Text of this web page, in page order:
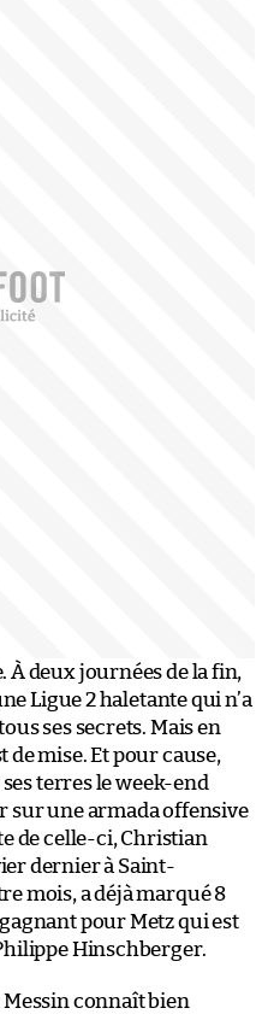
À deux journées de la fin,
Ligue 2 haletante qui n’a
ses secrets. Mais en
de mise. Et pour cause,
terres le week-end
sur une armada offensive
de celle-ci, Christian
dernier à Saint-
mois, a déjà marqué 8
pour Metz qui est
Hinschberger.
connaît bien